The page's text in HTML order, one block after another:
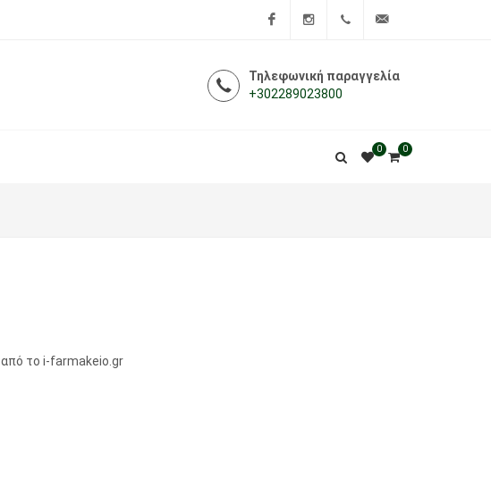
Τηλεφωνική παραγγελία
+302289023800
0
0
από το i-farmakeio.gr